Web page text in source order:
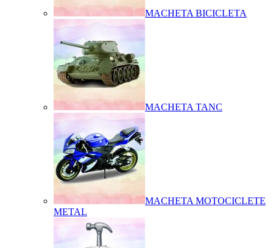
MACHETA BICICLETA
MACHETA TANC
MACHETA MOTOCICLETE
METAL